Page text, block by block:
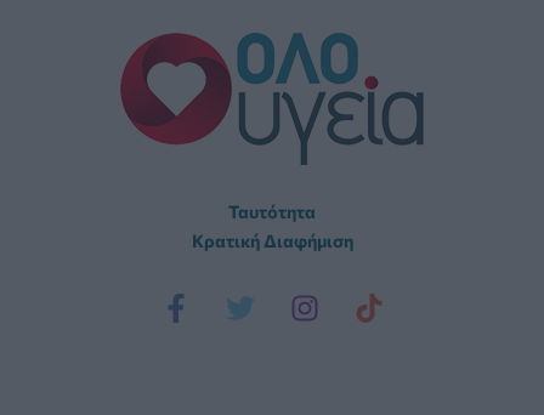
Ταυτότητα
Κρατική Διαφήμιση